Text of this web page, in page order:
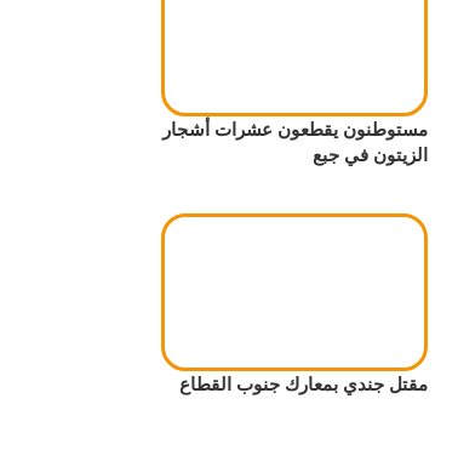
مستوطنون يقطعون عشرات أشجار
الزيتون في جبع
مقتل جندي بمعارك جنوب القطاع